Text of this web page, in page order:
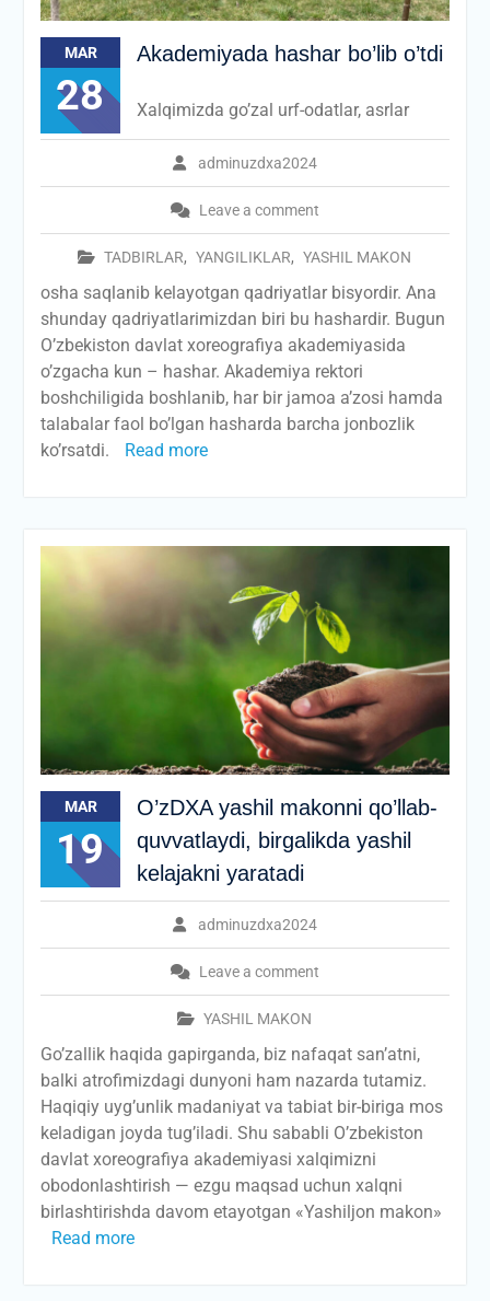
MAR
28
Akademiyada hashar bo’lib o’tdi
adminuzdxa2024
Leave a comment
TADBIRLAR, YANGILIKLAR, YASHIL MAKON
Xalqimizda go’zal urf-odatlar, asrlar
osha saqlanib kelayotgan qadriyatlar bisyordir. Ana
shunday qadriyatlarimizdan biri bu hashardir. Bugun
O’zbekiston davlat xoreografiya akademiyasida
o’zgacha kun – hashar. Akademiya rektori
boshchiligida boshlanib, har bir jamoa a’zosi hamda
talabalar faol bo’lgan hasharda barcha jonbozlik
ko’rsatdi.
Read more
MAR
19
O’zDXA yashil makonni qo’llab-
quvvatlaydi, birgalikda yashil
kelajakni yaratadi
adminuzdxa2024
Leave a comment
YASHIL MAKON
Go’zallik haqida gapirganda, biz nafaqat san’atni,
balki atrofimizdagi dunyoni ham nazarda tutamiz.
Haqiqiy uyg’unlik madaniyat va tabiat bir-biriga mos
keladigan joyda tug’iladi. Shu sababli O’zbekiston
davlat xoreografiya akademiyasi xalqimizni
obodonlashtirish — ezgu maqsad uchun xalqni
birlashtirishda davom etayotgan «Yashiljon makon»
Read more